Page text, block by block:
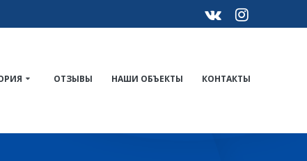
ОТЗЫВЫ НАШИ ОБЪЕКТЫ КОНТАКТЫ